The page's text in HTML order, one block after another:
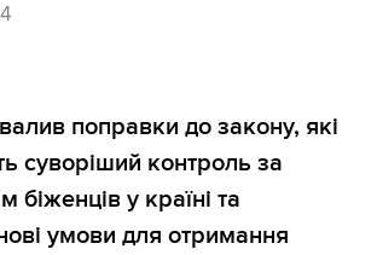
поправки до закону, які
суворіший контроль за
біженців у країні та
умови для отримання